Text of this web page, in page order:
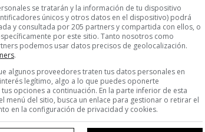
se tratarán y la información de tu dispositivo
únicos y otros datos en el dispositivo) podrá
y consultada por 205 partners y compartida con ellos, o
por este sitio. Tanto nosotros como
podemos usar datos precisos de geolocalización.
.
algunos proveedores traten tus datos personales en
legítimo, algo a lo que puedes oponerte
opciones a continuación. En la parte inferior de esta
menú del sitio, busca un enlace para gestionar o retirar el
en la configuración de privacidad y cookies.